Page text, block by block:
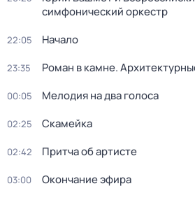
симфонический оркестр
22:05 Начало
23:35 Роман в камне.
00:05 Мелодия на два голоса
02:25 Скамейка
02:42 Притча об артисте
03:00 Окончание эфира